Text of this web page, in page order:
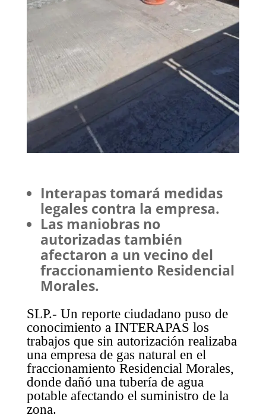
⁠Interapas tomará medidas
legales contra la empresa.
Las maniobras no
autorizadas también
afectaron a un vecino del
fraccionamiento Residencial
Morales.
SLP.- Un reporte ciudadano puso de
conocimiento a INTERAPAS los
trabajos que sin autorización realizaba
una empresa de gas natural en el
fraccionamiento Residencial Morales,
donde dañó una tubería de agua
potable afectando el suministro de la
zona.